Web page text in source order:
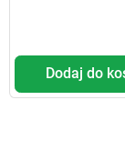
Dodaj do